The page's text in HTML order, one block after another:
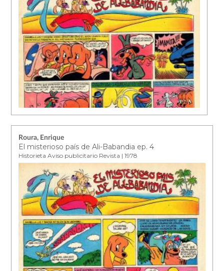
Roura, Enrique
El misterioso país de Ali-Babandia ep. 4
Historieta Aviso publicitario Revista | 1978